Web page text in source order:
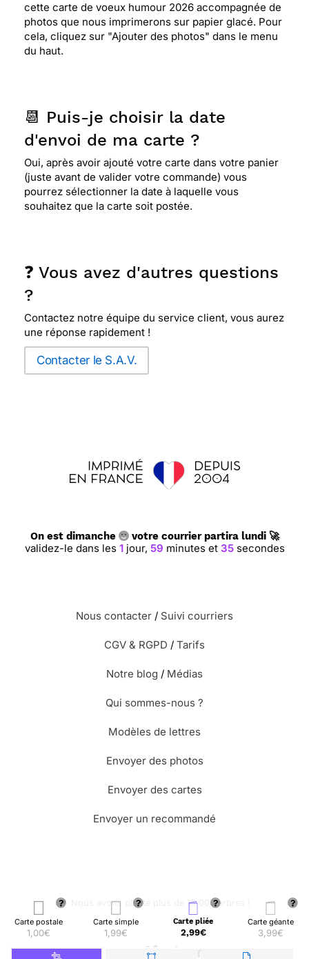
Carte postale
1,00€
Carte simple
1,99€
Carte pliée
2,99€
Carte géante
3,99€
cette carte de voeux humour 2026 accompagnée de
photos que nous imprimerons sur papier glacé. Pour
cela, cliquez sur "Ajouter des photos" dans le menu
du haut.
📆 Puis-je choisir la date
d'envoi de ma carte ?
Oui, après avoir ajouté votre carte dans votre panier
(juste avant de valider votre commande) vous
pourrez sélectionner la date à laquelle vous
souhaitez que la carte soit postée.
❓ Vous avez d'autres questions
?
Contactez notre équipe du service client, vous aurez
une réponse rapidement !
Contacter le S.A.V.
On est dimanche votre courrier partira lundi 🚀
validez-le dans les 1jour, 59 minutes et 35secondes
Nous contacter / Suivi courriers
CGV & RGPD / Tarifs
Notre blog / Médias
Qui sommes-nous ?
Modèles de lettres
Envoyer des photos
Envoyer des cartes
Envoyer un recommandé
🌳 Nous avons planté plus de 13.000 arbres !